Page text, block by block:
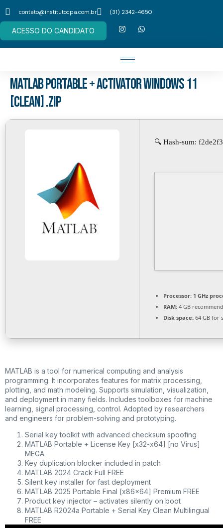
contato@institutocpa.com.br (31) 2342-4650
ACESSO DO CANDIDATO
MATLAB Portable + Activator Windows 11
[Clean] .zip
🔍 Hash-sum:
Processor: 1 GHz
RAM: 4 GB
Disk space: 64 GB for
MATLAB is a tool for numerical computing and analysis
programming. It incorporates features for matrix processing,
plotting, and math modeling. Supports simulation, visualization,
and deployment in many fields. Includes toolboxes for machine
learning, signal processing, control. Adopted by researchers
and engineers for problem-solving and prototyping.
Serial key toolkit with advanced checksum spoofing
MATLAB Portable + License Key [x32-x64] [no Virus]
MEGA
Key duplication blocker included in patch
MATLAB 2024 Crack Full FREE
Silent key installer for fast deployment
MATLAB 2025 Portable Final [x86x64] Premium FREE
Product key injector – activates silently on boot
MATLAB R2024a Portable + Serial Key Clean Multilingual
FREE